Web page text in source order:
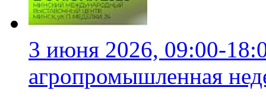
3 июня 2026, 09:00-
агропромышленная